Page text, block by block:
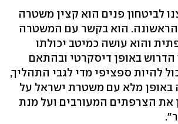
לביטחון פנים הוא קצין משטרה
הוא בקשר עם המשטרה
והוא עושה כמיטב יכולתו
באופן דיסקרטי ובהתאם
להיות ספציפי מדי לגבי התהליך,
באופן מלא עם משטרת ישראל על
את הצרפתים המעורבים ועל מנת